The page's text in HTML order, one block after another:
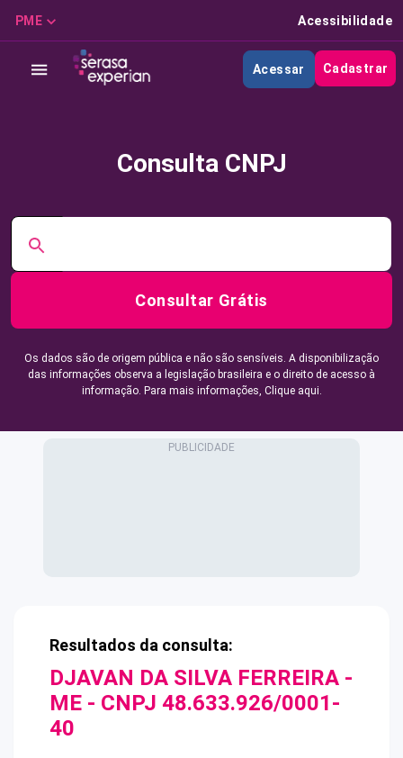
PME Acessibilidade
Acessar Cadastrar
Consulta CNPJ
Consultar Grátis
Os dados são de origem pública e não são sensíveis. A disponibilização
das informações observa a legislação brasileira e o direito de acesso à
informação. Para mais informações, Clique aqui.
Resultados da consulta:
DJAVAN DA SILVA FERREIRA -
ME - CNPJ 48.633.926/0001-
40